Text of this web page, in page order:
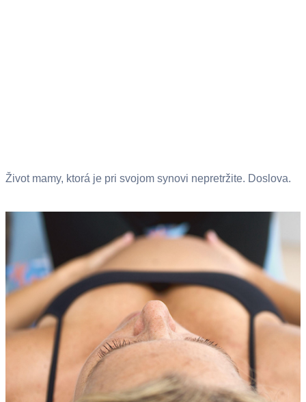
Život mamy, ktorá je pri svojom synovi nepretržite. Doslova.